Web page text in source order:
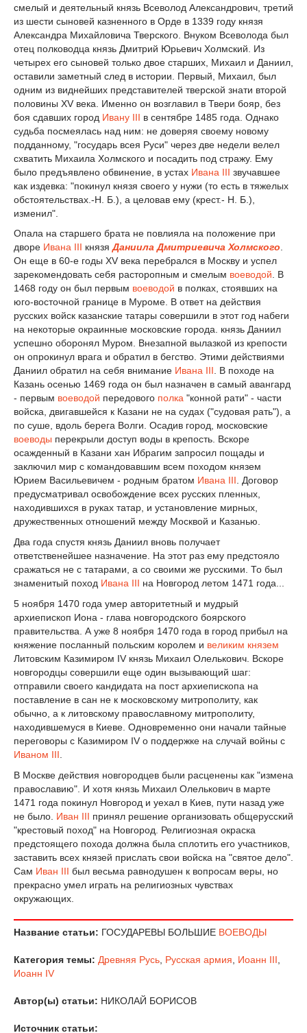
смелый и деятельный князь Всеволод Александрович, третий
из шести сыновей казненного в Орде в 1339 году князя
Александра Михайловича Тверского. Внуком Всеволода был
отец полководца князь Дмитрий Юрьевич Холмский. Из
четырех его сыновей только двое старших, Михаил и Даниил,
оставили заметный след в истории. Первый, Михаил, был
одним из виднейших представителей тверской знати второй
половины XV века. Именно он возглавил в Твери бояр, без
боя сдавших город Ивану III в сентябре 1485 года. Однако
судьба посмеялась над ним: не доверяя своему новому
подданному, "государь всея Руси" через две недели велел
схватить Михаила Холмского и посадить под стражу. Ему
было предъявлено обвинение, в устах Ивана III звучавшее
как издевка: "покинул князя своего у нужи (то есть в тяжелых
обстоятельствах.-Н. Б.), а целовав ему (крест.- Н. Б.),
изменил".
Опала на старшего брата не повлияла на положение при
дворе Ивана III князяДаниила Дмитриевича Холмского.
Он еще в 60-е годы XV века перебрался в Москву и успел
зарекомендовать себя расторопным и смелым воеводой. В
1468 году он был первым воеводой в полках, стоявших на
юго-восточной границе в Муроме. В ответ на действия
русских войск казанские татары совершили в этот год набеги
на некоторые окраинные московские города. князь Даниил
успешно оборонял Муром. Внезапной вылазкой из крепости
он опрокинул врага и обратил в бегство. Этими действиями
Даниил обратил на себя внимание Ивана III. В походе на
Казань осенью 1469 года он был назначен в самый авангард
- первым воеводой передового полка "конной рати" - части
войска, двигавшейся к Казани не на судах ("судовая рать"), а
по суше, вдоль берега Волги. Осадив город, московские
воеводы перекрыли доступ воды в крепость. Вскоре
осажденный в Казани хан Ибрагим запросил пощады и
заключил мир с командовавшим всем походом князем
Юрием Васильевичем - родным братом Ивана III. Договор
предусматривал освобождение всех русских пленных,
находившихся в руках татар, и установление мирных,
дружественных отношений между Москвой и Казанью.
Два года спустя князь Даниил вновь получает
ответственейшее назначение. На этот раз ему предстояло
сражаться не с татарами, а со своими же русскими. То был
знаменитый поход Ивана III на Новгород летом 1471 года...
5 ноября 1470 года умер авторитетный и мудрый
архиепископ Иона - глава новгородского боярского
правительства. А уже 8 ноября 1470 года в город прибыл на
княжение посланный польским королем и великим князем
Литовским Казимиром IV князь Михаил Олелькович. Вскоре
новгородцы совершили еще один вызывающий шаг:
отправили своего кандидата на пост архиепископа на
поставление в сан не к московскому митрополиту, как
обычно, а к литовскому православному митрополиту,
находившемуся в Киеве. Одновременно они начали тайные
переговоры с Казимиром IV о поддержке на случай войны с
Иваном III
В Москве действия новгородцев были расценены как "измена
православию". И хотя князь Михаил Олелькович в марте
1471 года покинул Новгород и уехал в Киев, пути назад уже
не было. Иван III принял решение организовать общерусский
"крестовый поход" на Новгород. Религиозная окраска
предстоящего похода должна была сплотить его участников,
заставить всех князей прислать свои войска на "святое дело".
Сам Иван III был весьма равнодушен к вопросам веры, но
прекрасно умел играть на религиозных чувствах
окружающих.
Название статьи: ГОСУДАРЕВЫ БОЛЬШИЕ ВОЕВОДЫ
Категория темы: Древняя Русь Русская армия Иоанн III
Иоанн IV
Автор(ы) статьи: НИКОЛАЙ БОРИСОВ
Источник статьи: